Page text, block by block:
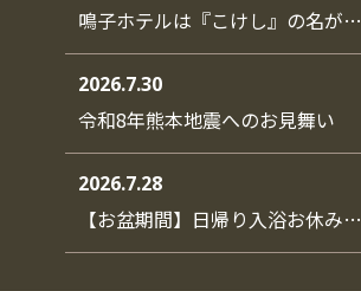
鳴子ホテルは『こけし』の名が…
2026.7.30
令和8年熊本地震へのお見舞い
2026.7.28
【お盆期間】日帰り入浴お休み…